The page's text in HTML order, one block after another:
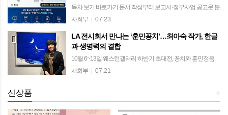
목차 보기 바로가기 문서 작성부터 보고서·정부사업 공고문 분
석까지 업무 자동화 총망라 블로그 목차별 링크 연결로 접근성
연구소(책임 연구자 김도형)…
사회부 | 07.23
LA 전시회서 만나는 ‘훈민꽁치’…최아숙 작가, 한글
과 생명력의 결합
10월 6~13일 웨스턴갤러리 하반기 초대전, 꽁치와 훈민정음
결합한 회화 세계 조명 [한국유통신문= 김도형 기자] 미국 로스
사회부 | 07.21
+
신상품